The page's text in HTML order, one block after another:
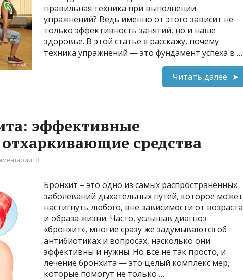
правильная техника при выполнении
упражнений? Ведь именно от этого зависит не
только эффективность занятий, но и наше
здоровье. В этой статье я расскажу, почему
техника упражнений — это фундамент успеха в …
Читать далее
эффективные
средства
0
Бронхит – это одно из самых распространённых
заболеваний дыхательных путей, которое может
настигнуть любого, вне зависимости от возраста
и образа жизни. Часто, услышав диагноз
«бронхит», многие сразу же задумываются об
антибиотиках и вопросах, насколько они
эффективны и нужны. Но всё не так просто, и
лечение бронхита — это целый комплекс мер,
которые помогут не только …